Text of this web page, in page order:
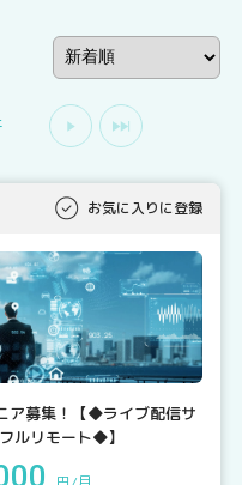
お気に入りに登録
ア募集！【◆ライブ配信サ
ルリモート◆】